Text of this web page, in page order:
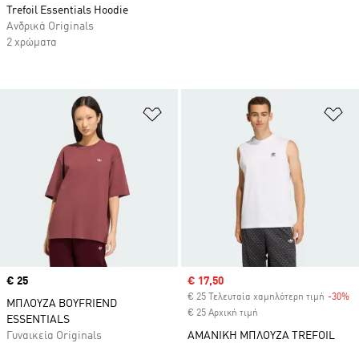
Προσθήκη στη Λίστα Επιθυμιών
Price
€ 25
ΜΠΛΟΥΖΑ BOYFRIEND
ESSENTIALS
Γυναικεία Originals
Sale price
€ 17,50
€ 25 Τελευταία χαμηλότερη τιμή -30%
€ 25 Αρχική τιμή
ΑΜΑΝΙΚΗ ΜΠΛΟΥΖΑ TREFOIL
Trefoil Essentials Hoodie
Ανδρικά Originals
2 χρώματα